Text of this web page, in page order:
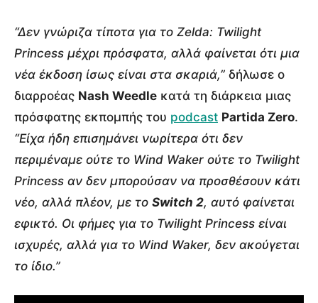
“Δεν γνώριζα τίποτα για το Zelda: Twilight
Princess μέχρι πρόσφατα, αλλά φαίνεται ότι μια
νέα έκδοση ίσως είναι στα σκαριά,” δήλωσε ο
διαρροέας Nash Weedle κατά τη διάρκεια μιας
πρόσφατης εκπομπής του podcast Partida Zero.
“Είχα ήδη επισημάνει νωρίτερα ότι δεν
περιμέναμε ούτε το Wind Waker ούτε το Twilight
Princess αν δεν μπορούσαν να προσθέσουν κάτι
νέο, αλλά πλέον, με το Switch 2, αυτό φαίνεται
εφικτό. Οι φήμες για το Twilight Princess είναι
ισχυρές, αλλά για το Wind Waker, δεν ακούγεται
το ίδιο.”